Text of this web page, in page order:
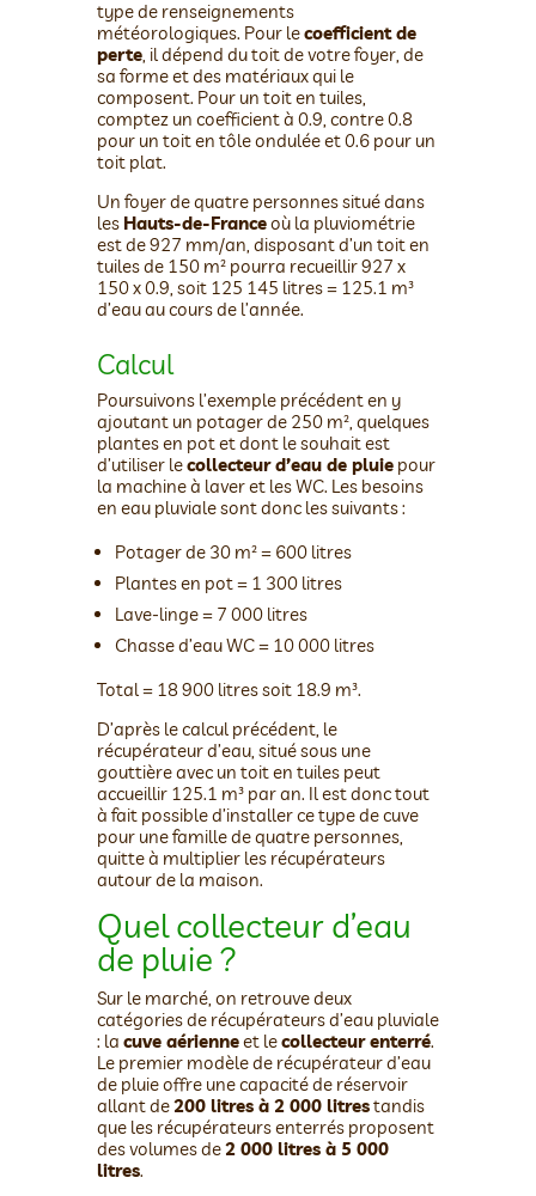
type de renseignements
météorologiques. Pour lecoefficient de
perte, il dépend du toit de votre foyer, de
sa forme et des matériaux qui le
composent. Pour un toit en tuiles,
comptez un coefficient à 0.9, contre 0.8
pour un toit en tôle ondulée et 0.6 pour un
toit plat.
Un foyer de quatre personnes situé dans
les Hauts-de-Franceoù la pluviométrie
est de 927 mm/an, disposant d’un toit en
tuiles de 150 m² pourra recueillir 927 x
150 x 0.9, soit 125 145 litres = 125.1 m³
d’eau au cours de l’année.
Calcul
Poursuivons l’exemple précédent en y
ajoutant un potager de 250 m², quelques
plantes en pot et dont le souhait est
d’utiliser lecollecteur d’eau de pluiepour
la machine à laver et les WC. Les besoins
en eau pluviale sont donc les suivants :
Potager de 30 m² = 600 litres
Plantes en pot = 1 300 litres
Lave-linge = 7 000 litres
Chasse d’eau WC = 10 000 litres
Total = 18 900 litres soit 18.9 m³.
D’après le calcul précédent, le
récupérateur d’eau, situé sous une
gouttière avec un toit en tuiles peut
accueillir 125.1 m³ par an. Il est donc tout
à fait possible d’installer ce type de cuve
pour une famille de quatre personnes,
quitte à multiplier les récupérateurs
autour de la maison.
Quel collecteur d’eau
de pluie ?
Sur le marché, on retrouve deux
catégories de récupérateurs d’eau pluviale
: la cuve aérienneet lecollecteur enterré.
Le premier modèle de récupérateur d’eau
de pluie offre une capacité de réservoir
allant de200 litres à 2 000 litrestandis
que les récupérateurs enterrés proposent
des volumes de2 000 litres à 5 000
litres.